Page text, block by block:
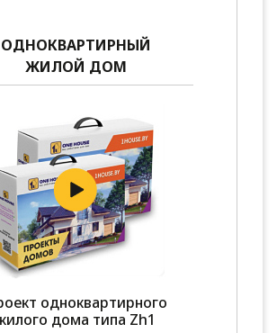
ОДНОКВАРТИРНЫЙ
ЖИЛОЙ ДОМ
одноквартирного
дома типа Zh1